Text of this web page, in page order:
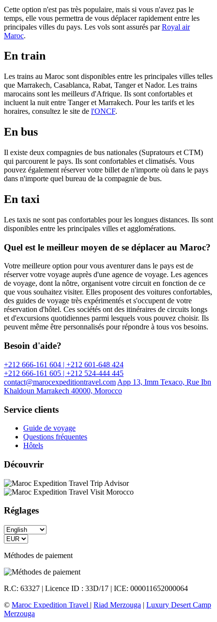
Cette option n'est pas très populaire, mais si vous n'avez pas le
temps, elle vous permettra de vous déplacer rapidement entre les
principales villes du pays. Les vols sont assurés parRoyal air
Maroc.
En train
Les trains au Maroc sont disponibles entre les principales villes telles
que Marrakech, Casablanca, Rabat, Tanger et Nador. Les trains
marocains sont les meilleurs d'Afrique. Ils sont confortables et
incluent la nuit entre Tanger et Marrakech. Pour les tarifs et les
horaires, consultez le site de l'ONCF.
En bus
Il existe deux compagnies de bus nationales (Supratours et CTM)
qui parcourent le pays. Ils sont confortables et climatisés. Vous
pouvez également réserver votre billet de n'importe où dans le pays
dans n'importe quel bureau de la compagnie de bus.
En taxi
Les taxis ne sont pas confortables pour les longues distances. Ils sont
disponibles entre les principales villes et agglomérations.
Quel est le meilleur moyen de se déplacer au Maroc?
Votre meilleure option pour vous aventurer dans le pays est de
réserver votre voyage auprès d'une agence de voyage. Les agences
de voyage, dont la nôtre, organisent votre circuit en fonction de ce
que vous souhaitez visiter. Elles proposent des voitures confortables,
des guides de voyage très expérimentés et s'occupent de votre
réservation d'hôtel. Ces sociétés ont des itinéraires de circuits longs
et d'excursions quotidiennes parmi lesquels vous pouvez choisir. Ils
peuvent même être personnalisés pour répondre à tous vos besoins.
Besoin d'aide?
+212 666-161 604 | +212 601-648 424
+212 666-161 605 | +212 524-444 445
contact@marocexpeditiontravel.com App 13, Imm Texaco, Rue Ibn
Khaldoun Marrakech 40000, Morocco
Service clients
Guide de voyage
Questions fréquentes
Hôtels
Découvrir
Réglages
Méthodes de paiement
R.C: 63327 | Licence ID : 33D/17 | ICE: 000011652000064
© Maroc Expedition Travel | Riad Merzouga | Luxury Desert Camp
Merzouga